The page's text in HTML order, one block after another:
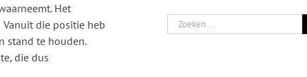
Het
die positie heb
stand te houden.
die dus
Zoeken
naar: